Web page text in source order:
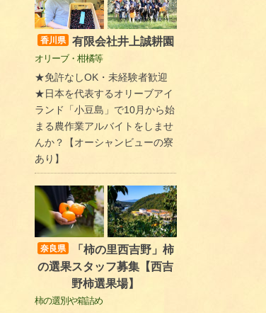
香川県 有限会社井上誠耕園
オリーブ・柑橘等
★免許なしOK・未経験者歓迎
★日本を代表するオリーブアイ
ランド「小豆島」で10月から始
まる農作業アルバイトをしませ
んか？【オーシャンビューの寮
あり】
奈良県
「柿の里西吉野」柿
の選果スタッフ募集【西吉
野柿選果場】
柿の選別や箱詰め